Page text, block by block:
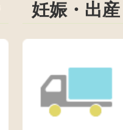
妊娠・出産